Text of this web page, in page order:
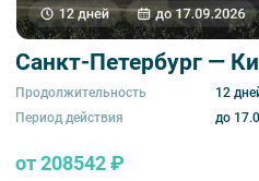
Санкт-Петербург —
Продолжительность
12
Период действия
до
от 208542 ₽